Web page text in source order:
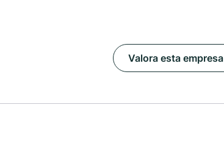
Valora esta empresa